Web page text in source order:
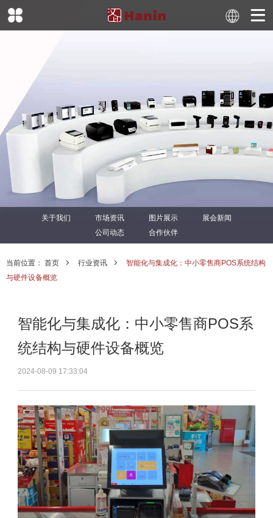
关于我们 市场资讯 图片展示
展会新闻
公司动态
合作伙伴
当前位置： 首页 行业资讯
智能化与集成化：中小零售商POS系统结构
与硬件设备概览
智能化与集成化：中小零售商POS系
统结构与硬件设备概览
2024-08-09 17:33:04